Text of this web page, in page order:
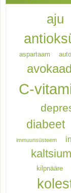
aju
aspartaam
C-
diabeet
immuunsüsteem
kaltsium
kilpnääre